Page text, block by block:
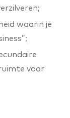
waarin je
voor